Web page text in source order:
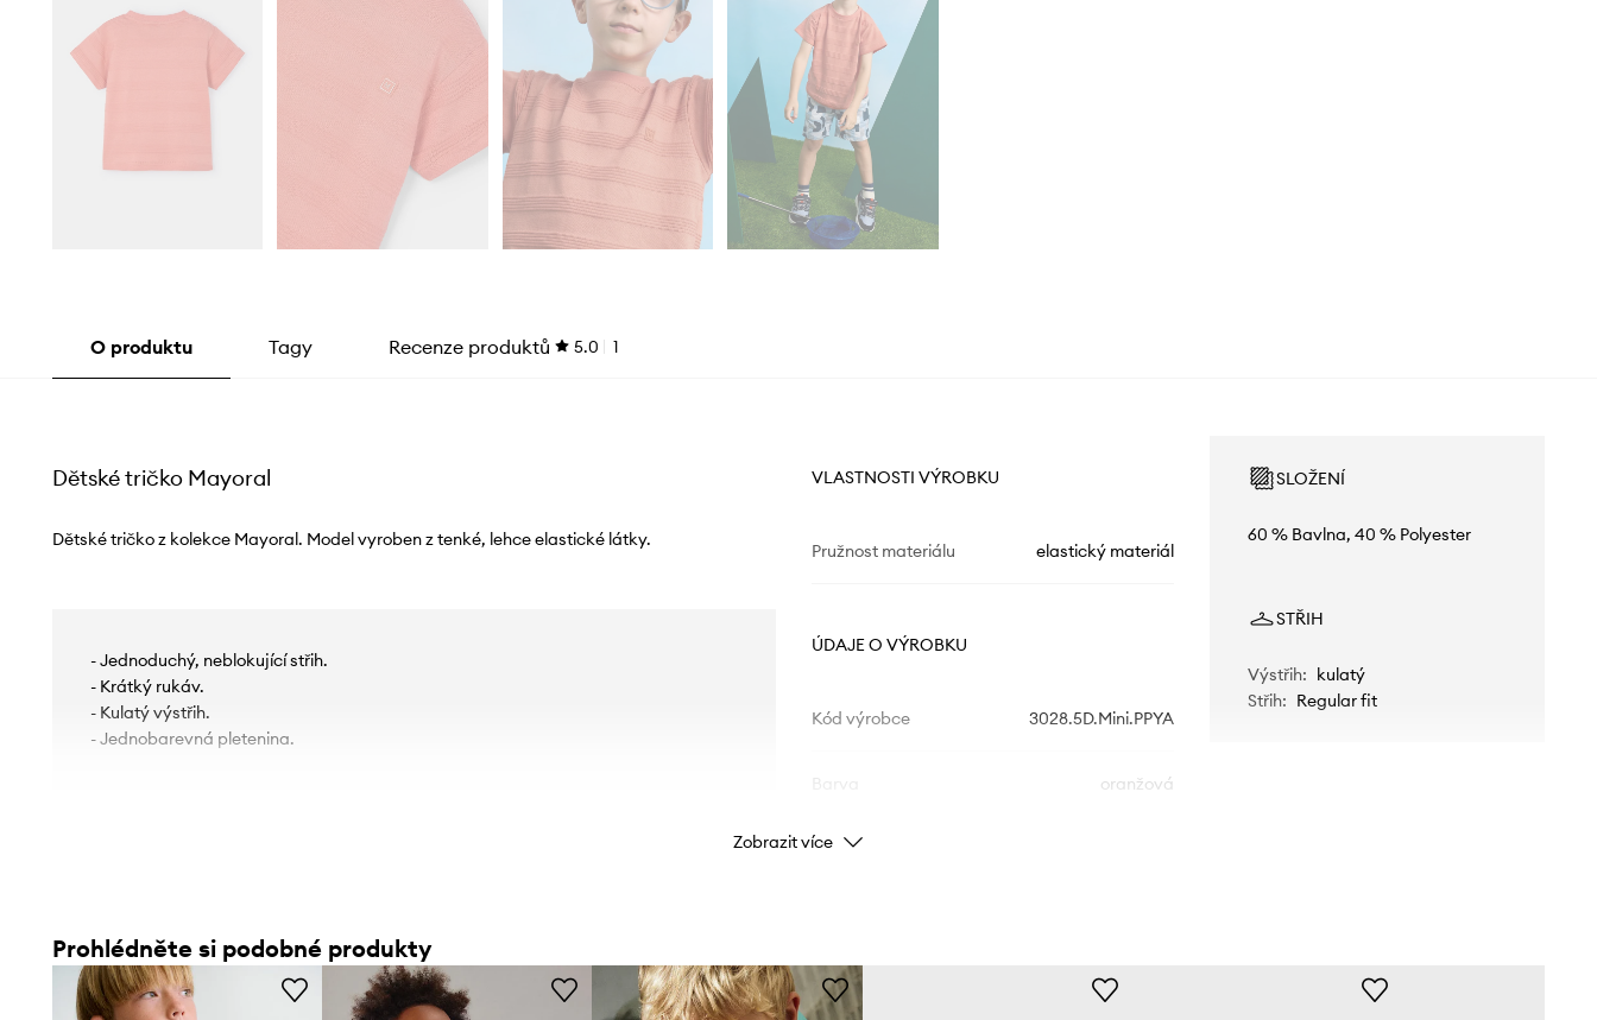
O produktu Tagy Recenze produktů 5.0 1
Dětské tričko Mayoral
Dětské tričko z kolekce Mayoral. Model vyroben z tenké, lehce elastické látky.
- Jednoduchý, neblokující střih.
- Krátký rukáv.
- Kulatý výstřih.
- Jednobarevná pletenina.
VLASTNOSTI VÝROBKU
Pružnost materiálu elastický materiál
ÚDAJE O VÝROBKU
Kód výrobce 3028.5D.Mini.PPYA
oranžová
Značka
ID produktu
SLOŽENÍ
60 % Bavlna, 40 % Polyester
STŘIH
Výstřih: kulatý
Střih: Regular fit
Zobrazit více
Prohlédněte si podobné produkty